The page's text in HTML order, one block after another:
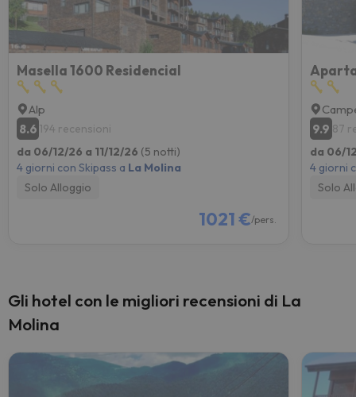
Masella 1600 Residencial
Alp
8.6 194 recensioni
da 06/12/26 a 11/12/26 (5 notti)
4 giorni con Skipass a La Molina
Solo Alloggio
1021 €/pers.
9.9 87
da 06/
4 giorni
Solo
Gli hotel con le migliori recensioni di La
Molina